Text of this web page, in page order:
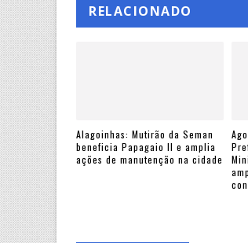
RELACIONADO
Alagoinhas: Mutirão da Seman
beneficia Papagaio II e amplia
ações de manutenção na cidade